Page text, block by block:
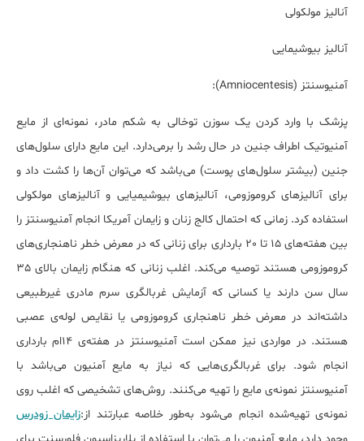
آنالیز مولکولی
آنالیز بیوشیمایی
آمنیوسنتز (Amniocentesis)
:
پزشک با وارد کردن یک سوزن توخالی به شکم مادر، نمونه‌ای از مایع
آمنیوتیک اطراف جنین در حال رشد را برمی‌دارد. این مایع دارای سلول‌های
جنین (بیشتر سلول‌های پوست) می‌باشد که می‌توان آن‌ها را کشت داد و
برای آنالیزهای کروموزومی، آنالیزهای بیوشیمیایی و آنالیزهای مولکولی
استفاده کرد. زمانی که احتمال کالج زنان و زایمان آمریکا انجام آمنیوسنتز را
بین هفته‌های 15 تا 20 بارداری برای زنانی که در معرض خطر ناهنجاری‌های
کروموزومی هستند توصیه می‌کند. اغلب زنانی که هنگام زایمان بالای 35
سال سن دارند یا کسانی که آزمایش غربالگری سرم مادری غیرطبیعی
داشته‌اند در معرض خطر ناهنجاری کروموزومی یا نقایص لوله‌ی عصبی
هستند. در مواردی نیز ممکن است آمنیوسنتز در هفته‌ی 14‌ام بارداری
انجام شود. برای غربالگری‌هایی که نیاز به مایع آمنیون می‌باشد با
آمنیوسنتز نمونه‌ی مایع را تهیه می‌کنند. روش‌های تشخیصی که اغلب روی
نمونه‌ی تهیه‌شده انجام می‌شود به‌طور خلاصه عبارتند از:زایمان زودرس